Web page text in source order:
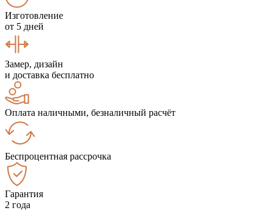
Изготовление
от 5 дней
Замер, дизайн
и доставка бесплатно
Оплата наличными, безналичный расчёт
Беспроцентная рассрочка
Гарантия
2 года